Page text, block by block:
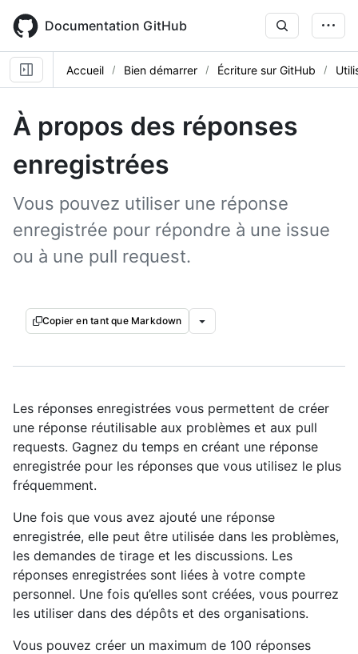
main
content
Documentation GitHub
Accueil Bien démarrer Écriture sur GitHub
À propos des réponses
enregistrées
Vous pouvez utiliser une réponse
enregistrée pour répondre à une issue
ou à une pull request.
Copier en tant que Markdown
Les réponses enregistrées vous permettent de créer
une réponse réutilisable aux problèmes et aux pull
requests. Gagnez du temps en créant une réponse
enregistrée pour les réponses que vous utilisez le plus
fréquemment.
Une fois que vous avez ajouté une réponse
enregistrée, elle peut être utilisée dans les problèmes,
les demandes de tirage et les discussions. Les
réponses enregistrées sont liées à votre compte
personnel. Une fois qu’elles sont créées, vous pourrez
les utiliser dans des dépôts et des organisations.
Vous pouvez créer un maximum de 100 réponses